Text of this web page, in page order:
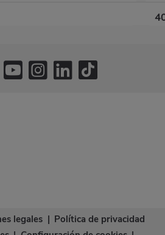
legales | Política de privacidad